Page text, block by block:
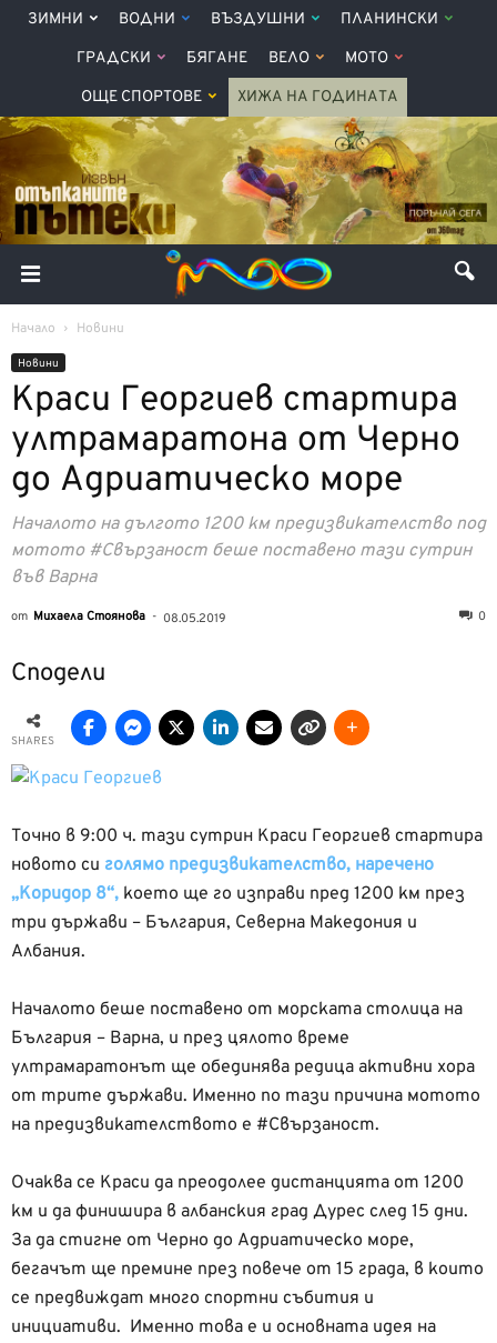
ЗИМНИ ВОДНИ ВЪЗДУШНИ ПЛАНИНСКИ
ГРАДСКИ БЯГАНЕ ВЕЛО МОТО
ОЩЕ СПОРТОВЕ ХИЖА НА ГОДИНАТА
Начало Новини
Новини
Краси Георгиев стартира
ултрамаратона от Черно
до Адриатическо море
Началото на дългото 1200 км предизвикателство под
мотото #Свързаност беше поставено тази сутрин
във Варна
от Михаела Стоянова - 08.05.2019 0
Сподели
SHARES
Точно в 9:00 ч. тази сутрин Краси Георгиев стартира
новото си голямо предизвикателство, наречено
„Коридор 8“, което ще го изправи пред 1200 км през
три държави – България, Северна Македония и
Албания.
Началото беше поставено от морската столица на
България – Варна, и през цялото време
ултрамаратонът ще обединява редица активни хора
от трите държави. Именно по тази причина мотото
на предизвикателството е #Свързаност.
Очаква се Краси да преодолее дистанцията от 1200
км и да финишира в албанския град Дурес след 15 дни.
За да стигне от Черно до Адриатическо море,
бегачът ще премине през повече от 15 града, в които
се предвиждат много спортни събития и
инициативи. Именно това е и основната идея на